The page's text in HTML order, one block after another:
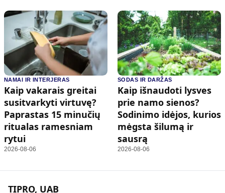
NAMAI IR INTERJERAS
Kaip vakarais greitai
susitvarkyti virtuvę?
Paprastas 15 minučių
ritualas ramesniam
rytui
2026-08-06
SODAS IR DARŽAS
Kaip išnaudoti lysves
prie namo sienos?
Sodinimo idėjos, kurios
mėgsta šilumą ir
sausrą
2026-08-06
TIPRO, UAB